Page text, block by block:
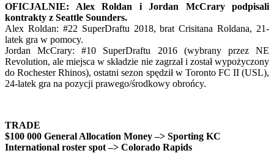
OFICJALNIE: Alex Roldan i Jordan McCrary podpisali
kontrakty z Seattle Sounders.
Alex Roldan: #22 SuperDraftu 2018, brat Crisitana Roldana, 21-
latek gra w pomocy.
Jordan McCrary: #10 SuperDraftu 2016 (wybrany przez NE
Revolution, ale miejsca w składzie nie zagrzał i został wypożyczony
do Rochester Rhinos), ostatni sezon spędził w Toronto FC II (USL),
24-latek gra na pozycji prawego/środkowy obrońcy.
TRADE
$100 000 General Allocation Money –> Sporting KC
International roster spot –> Colorado Rapids